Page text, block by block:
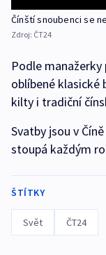
Čínští snoubenci se
Zdroj: ČT24
Podle
oblíbené klasické
kilty i tradiční
Svatby jsou v
stoupá každým
ŠTÍTKY
Svět ČT24